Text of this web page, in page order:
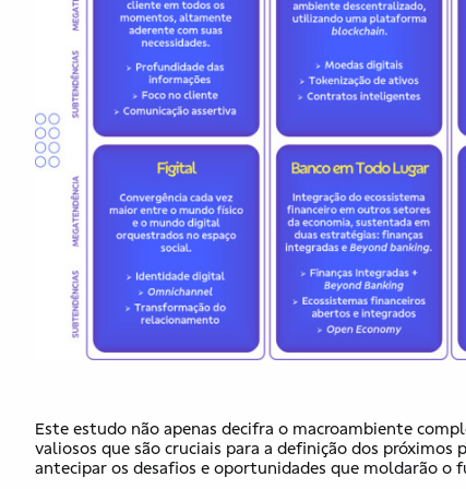
Este estudo não apenas decifra o macroambiente
valiosos que são cruciais para a definição dos próximos
antecipar os desafios e oportunidades que moldarão o